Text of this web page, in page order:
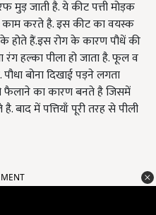
मुड़ जाती है. ये कीट पत्ती मोड़क
करते है. इस कीट का वयस्क
हैं.इस रोग के कारण पौधें की
रंग हल्का पीला हो जाता है. फूल व
बोना दिखाई पड़ने लगता
फैलाने का कारण बनते है जिसमें
बाद में पत्तियाँ पूरी तरह से पीली